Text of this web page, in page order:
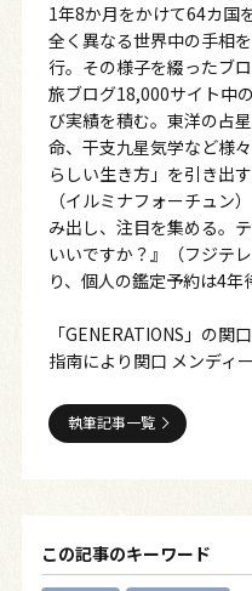
1年8か月をかけて64カ国
全く異なる世界中の手相
行。その様子を綴ったブ
旅ブログ18,000サイト中
び実績を積む。東洋の占
命、干支九星気学など様
らしい生き方」を引き出
（イルミナフォーチュン
み出し、注目を集める。
いいですか？』（フジテ
り、個人の鑑定予約は4年
「GENERATIONS」の関
指南により関口 メンディ
執筆記事一覧
この記事のキーワード